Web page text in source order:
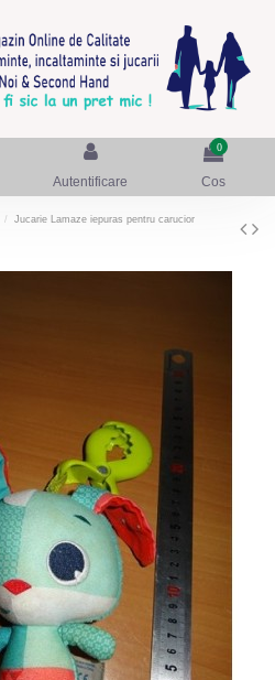
Autentificare
0
Cos
Jucarie Lamaze iepuras pentru carucior